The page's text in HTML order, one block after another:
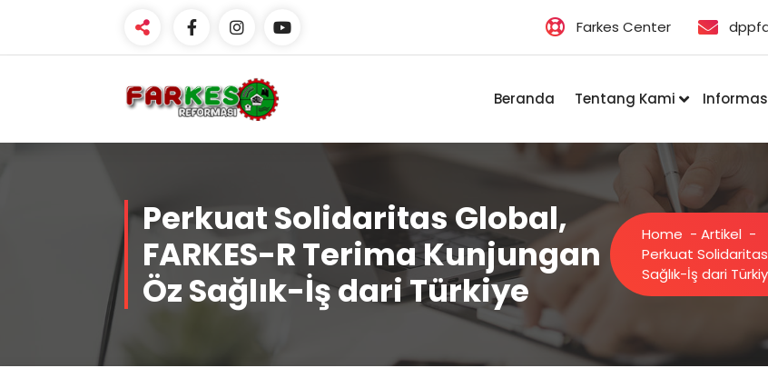
Farkes Center
Beranda Tentang Kami
Perkuat Solidaritas Global,
FARKES-R Terima Kunjungan
Öz Sağlık-İş dari Türkiye
Home - Artikel -
Perkuat Solidaritas
Sağlık-İş dari